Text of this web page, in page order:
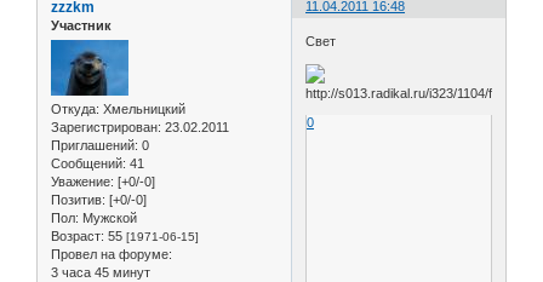
11.04.2011 16:48
zzzkm
Участник
Откуда: Хмельницкий
Зарегистрирован: 23.02.2011
Приглашений: 0
Сообщений: 41
Уважение: [+0/-0]
Позитив: [+0/-0]
Пол: Мужской
Возраст: 55 [1971-06-15]
Провел на форуме:
3 часа 45 минут
Свет
0